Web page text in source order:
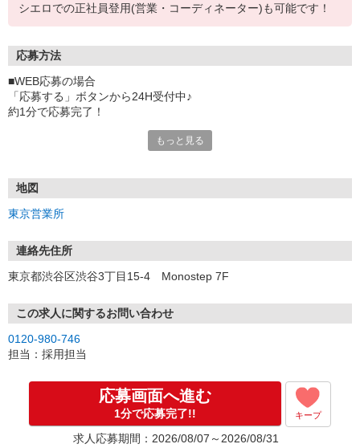
シエロでの正社員登用(営業・コーディネーター)も可能です！
応募方法
■WEB応募の場合
「応募する」ボタンから24H受付中♪
約1分で応募完了！
①応募から3営業日を目安に、メールorお電話でご連絡します。
★スマホでWEB面接（LINEなど）・出張面接・事務所面接と選べま
す
③面接実施（履歴書不要）
※ご希望があれば、職場見学の調整もOKです！
お気軽にご応募ください♪
もっと見る
地図
東京営業所
連絡先住所
東京都渋谷区渋谷3丁目15-4 Monostep 7F
この求人に関するお問い合わせ
0120-980-746
担当：採用担当
応募画面へ進む
1分で応募完了!! キープ
求人応募期間：2026/08/07～2026/08/31